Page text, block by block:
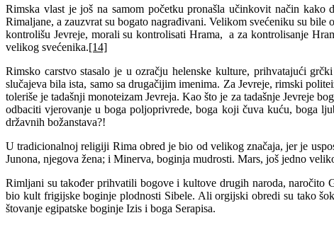
Rimska vlast je još na samom početku pronašla učinkovit način
Rimaljane, a zauzvrat su bogato nagrađivani. Velikom svećeniku su
kontrolišu Jevreje, morali su kontrolisati Hrama, a za kontrolisanje
velikog svećenika.[14]
Rimsko carstvo stasalo je u ozračju helenske kulture, prihvatajući
slučajeva bila ista, samo sa drugačijim imenima. Za Jevreje, rimski
toleriše je tadašnji monoteizam Jevreja. Kao što je za tadašnje Jevreje
odbaciti vjerovanje u boga poljoprivrede, boga koji čuva kuću, boga
državnih božanstava?!
U tradicionalnoj religiji Rima obred je bio od velikog značaja, jer je
Junona, njegova žena; i Minerva, boginja mudrosti. Mars, još jedno
Rimljani su također prihvatili bogove i kultove drugih naroda, naročito
bio kult frigijske boginje plodnosti Sibele. Ali orgijski obredi su tako
štovanje egipatske boginje Izis i boga Serapisa.